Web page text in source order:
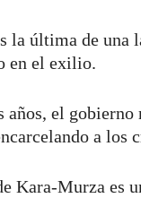
la última de una
en el exilio.
el gobierno
a los
Kara-Murza es